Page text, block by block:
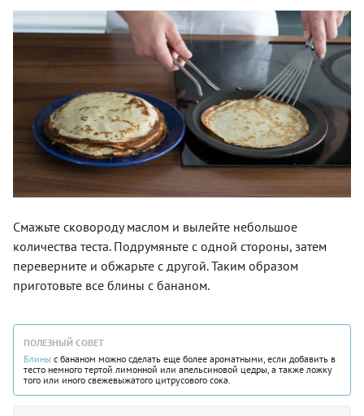
Смажьте сковороду маслом и вылейте небольшое
количества теста. Подрумяньте с одной стороны, затем
переверните и обжарьте с другой. Таким образом
приготовьте все блины с бананом.
ПОЛЕЗНЫЙ СОВЕТ
Блины с бананом можно сделать еще более ароматными, если добавить в
тесто немного тертой лимонной или апельсиновой цедры, а также ложку
того или иного свежевыжатого цитрусового сока.